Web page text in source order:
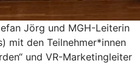
Jörg und MGH-Leiterin
mit den Teilnehmer*innen
und VR-Marketingleiter